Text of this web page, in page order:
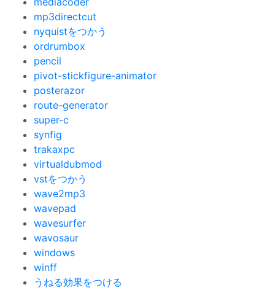
mp3directcut
nyquistをつかう
ordrumbox
pencil
pivot-stickfigure-animator
posterazor
route-generator
super-c
synfig
trakaxpc
virtualdubmod
vstをつかう
wave2mp3
wavepad
wavesurfer
wavosaur
windows
winff
うねる効果をつける